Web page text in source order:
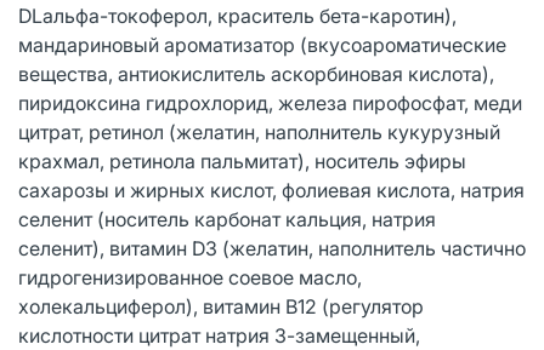
DLальфа-токоферол, краситель бета-каротин),
мандариновый ароматизатор (вкусоароматические
вещества, антиокислитель аскорбиновая кислота),
пиридоксина гидрохлорид, железа пирофосфат, меди
цитрат, ретинол (желатин, наполнитель кукурузный
крахмал, ретинола пальмитат), носитель эфиры
сахарозы и жирных кислот, фолиевая кислота, натрия
селенит (носитель карбонат кальция, натрия
селенит), витамин D3 (желатин, наполнитель частично
гидрогенизированное соевое масло,
холекальциферол), витамин В12 (регулятор
кислотности цитрат натрия 3-замещенный,